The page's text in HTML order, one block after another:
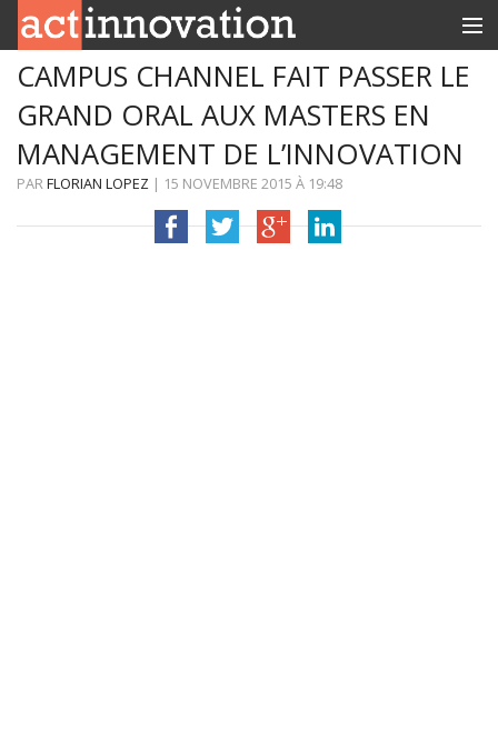
RUBRIQUES
INNOBOX
CONTACT
CAMPUS CHANNEL FAIT PASSER LE
GRAND ORAL AUX MASTERS EN
MANAGEMENT DE L’INNOVATION
PARFLORIAN LOPEZ | 15 NOVEMBRE 2015 À 19:48